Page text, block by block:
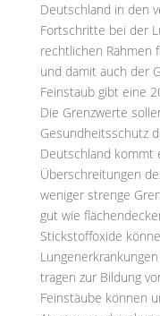
Deutschland in den
Fortschritte bei der
rechtlichen Rahmen
und damit auch der
Feinstaub gibt eine
Die Grenzwerte
Gesundheitsschutz
Deutschland kommt
Überschreitungen
weniger strenge
gut wie
Stickstoffoxide
tragen zur Bildung
Feinstäube können